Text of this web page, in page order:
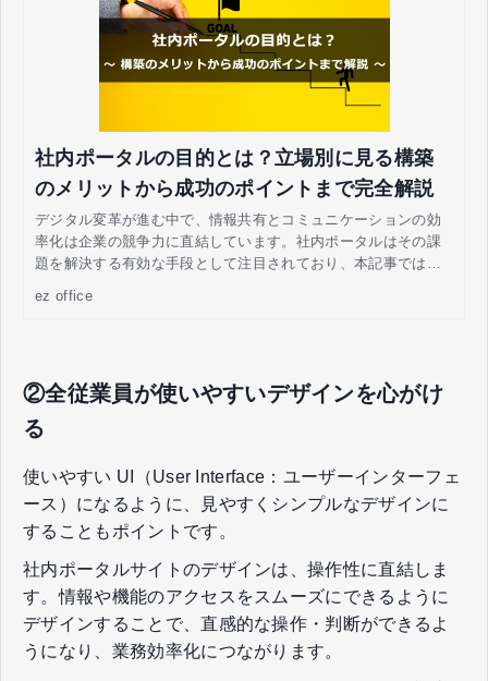
社内ポータルの目的とは？立場別に見る構築
のメリットから成功のポイントまで完全解説
デジタル変革が進む中で、情報共有とコミュニケーションの効
率化は企業の競争力に直結しています。社内ポータルはその課
題を解決する有効な手段として注目されており、本記事ではそ
ez office
②全従業員が使いやすいデザインを心がけ
る
使いやすい UI（User Interface：ユーザーインターフェ
ース）になるように、見やすくシンプルなデザインに
することもポイントです。
社内ポータルサイトのデザインは、操作性に直結しま
す。情報や機能のアクセスをスムーズにできるように
デザインすることで、直感的な操作・判断ができるよ
うになり、業務効率化につながります。